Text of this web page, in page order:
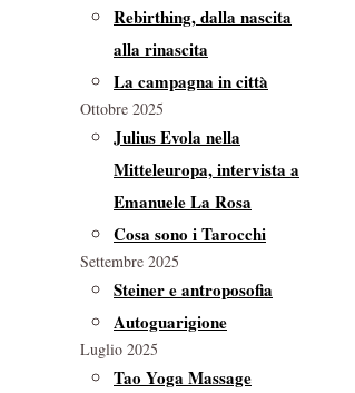
Rebirthing, dalla nascita
alla rinascita
La campagna in città
Ottobre 2025
Julius Evola nella
Mitteleuropa, intervista a
Emanuele La Rosa
Cosa sono i Tarocchi
Settembre 2025
Steiner e antroposofia
Autoguarigione
Luglio 2025
Tao Yoga Massage